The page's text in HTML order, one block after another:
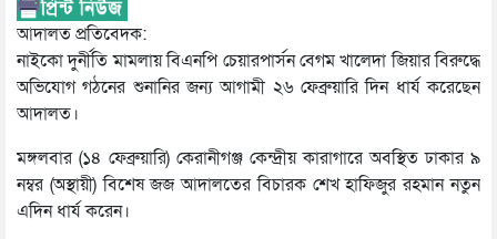
আদালত প্রতিবেদক:
নাইকো দুর্নীতি মামলায় বিএনপি চেয়ারপার্সন বেগম খালেদা জিয়ার বিরুদ্ধে
অভিযোগ গঠনের শুনানির জন্য আগামী ২৬ ফেব্রুয়ারি দিন ধার্য করেছেন
আদালত।
মঙ্গলবার (১৪ ফেব্রুয়ারি) কেরানীগঞ্জ কেন্দ্রীয় কারাগারে অবস্থিত ঢাকার ৯
নম্বর (অস্থায়ী) বিশেষ জজ আদালতের বিচারক শেখ হাফিজুর রহমান নতুন
এদিন ধার্য করেন।